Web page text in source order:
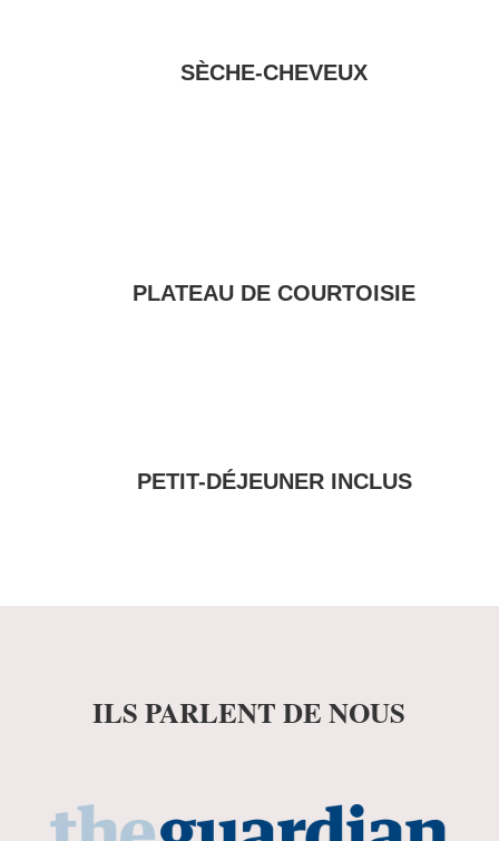
SÈCHE-CHEVEUX
PLATEAU DE COURTOISIE
PETIT-DÉJEUNER INCLUS
ILS PARLENT DE NOUS